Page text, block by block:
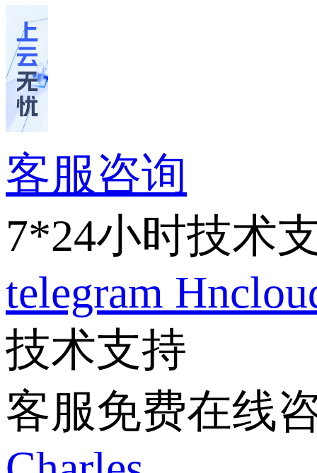
客服咨询
7*24小时技术
telegram
技术支持
客服免费在线